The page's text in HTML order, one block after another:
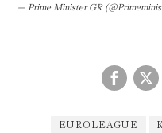
— Prime Minister GR
EUROLEAGUE